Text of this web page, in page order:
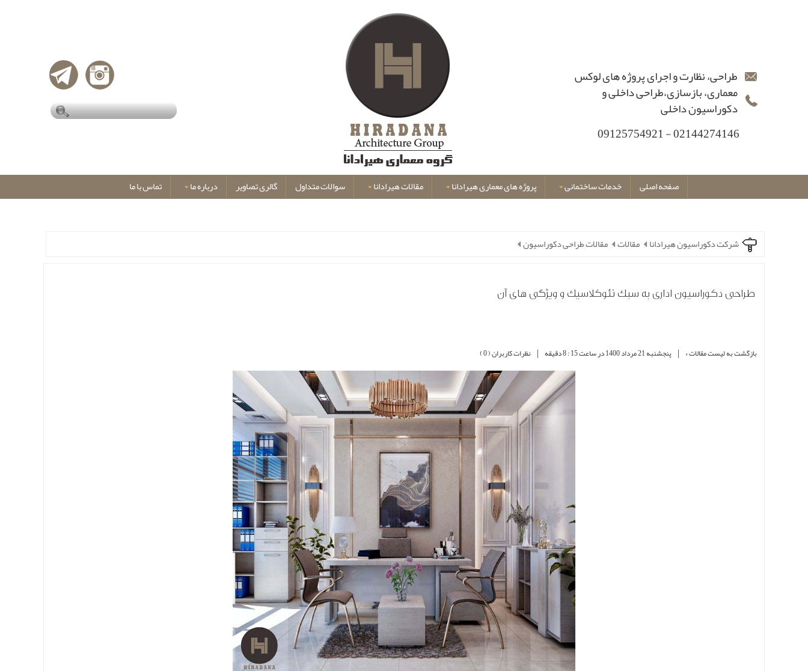
طراحی، نظارت و اجرای پروژه های لوکس
معماری، بازسازی،طراحی داخلی و
دکوراسیون داخلی
02144274146 - 09125754921
صفحه اصلی خدمات ساختمانی پروژه های معماری هیرادانا مقالات هیرادانا سوالات متداول گالری تصاویر درباره ما تماس با ما
شرکت دکوراسیون هیرادانا مقالات مقالات طراحی دکوراسیون
طراحی دکوراسیون اداری به سبک نئوکلاسیک و ویژگی های آن
بازگشت به لیست مقالات » | پنجشنبه 21 مرداد 1400 در ساعت 15 : 8 دقیقه | نظرات کاربران ( 0 )